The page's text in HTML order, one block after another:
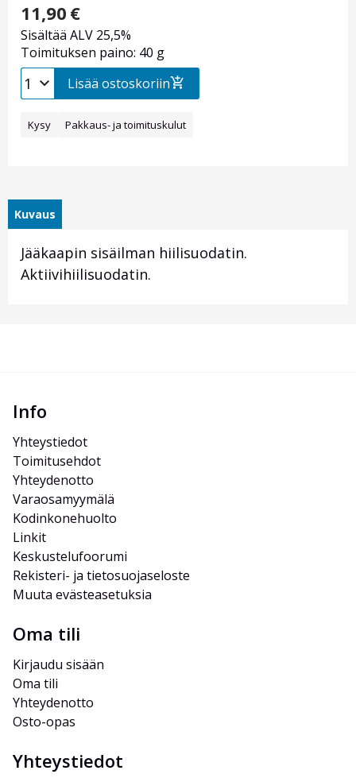
11,90 €
Sisältää ALV 25,5%
Toimituksen paino: 40 g
Lisää ostoskoriin
Kysy Pakkaus- ja toimituskulut
Kuvaus
Jääkaapin sisäilman hiilisuodatin.
Aktiivihiilisuodatin.
Info
Yhteystiedot
Toimitusehdot
Yhteydenotto
Varaosamyymälä
Kodinkonehuolto
Linkit
Keskustelufoorumi
Rekisteri- ja tietosuojaseloste
Muuta evästeasetuksia
Oma tili
Kirjaudu sisään
Oma tili
Yhteydenotto
Osto-opas
Yhteystiedot